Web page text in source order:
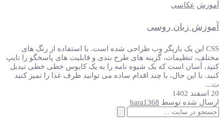
آموزش عکاسی
آموزش زبان روسی
CSS این یک بازیگر وب طراحی شده است. با استفاده از رنگ های
مختلف، تنظیمات، گزینه های طرح بندی و قابلیت های پاسخگو را تایپ
کنید، آسان است که یک شیوه نامه را به یک کابوس خطی خطی تبدیل
کنید. با این حال، با چند اقدام ساده می توانید ظرف غذا را تمیز کنید
ت...
20 اسفند 1402
ارسال شده توسط hara1368
جستجو
برای: